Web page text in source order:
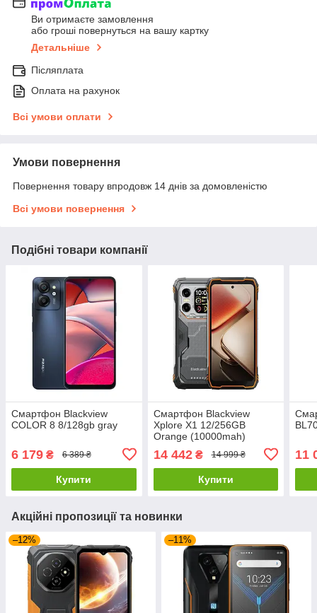
Ви отримаєте замовлення
або гроші повернуться на вашу картку
Детальніше
Післяплата
Оплата на рахунок
Всі умови оплати
Умови повернення
Повернення товару впродовж 14 днів за домовленістю
Всі умови повернення
Подібні товари компанії
Смартфон Blackview
COLOR 8 8/128gb gray
6 179 ₴ 6 389 ₴
Купити
Смартфон Blackview
Xplore X1 12/256GB
Orange (10000mah)
14 442₴ 14 999 ₴
Купити
11
Акційні пропозиції та новинки
–12% –11%